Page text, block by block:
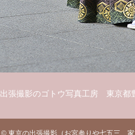
出張撮影のゴトウ写真工房 東京都